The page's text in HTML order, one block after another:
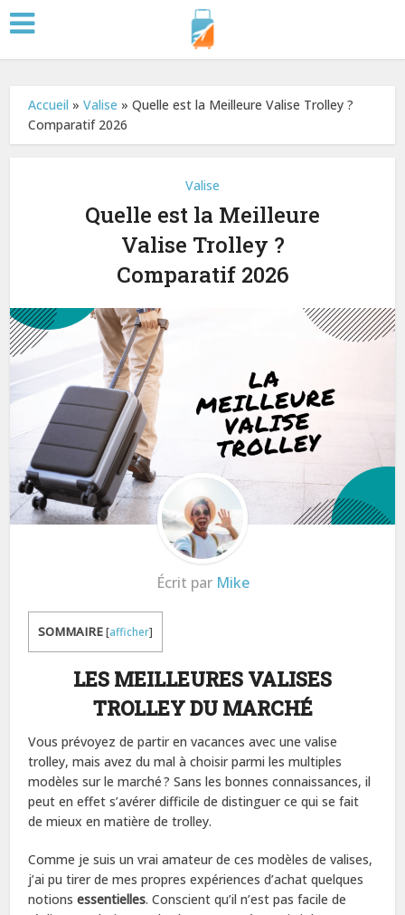
Accueil »Valise »Quelle est la Meilleure Valise Trolley ?
Comparatif 2026
Valise
Quelle est la Meilleure
Valise Trolley ?
Comparatif 2026
Écrit par Mike
SOMMAIRE[afficher]
LES MEILLEURES VALISES
TROLLEY DU MARCHÉ
Vous prévoyez de partir en vacances avec une valise
trolley, mais avez du mal à choisir parmi les multiples
modèles sur le marché ? Sans les bonnes connaissances, il
peut en effet s’avérer difficile de distinguer ce qui se fait
de mieux en matière de trolley.
Comme je suis un vrai amateur de ces modèles de valises,
j’ai pu tirer de mes propres expériences d’achat quelques
notionsessentielles. Conscient qu’il n’est pas facile de